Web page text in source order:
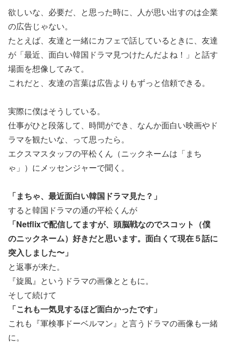
欲しいな、必要だ、と思った時に、人が思い出すのは企業
の広告じゃない。
たとえば、友達と一緒にカフェで話しているときに、友達
が「最近、面白い韓国ドラマ見つけたんだよね！」と話す
場面を想像してみて。
これだと、友達の言葉は広告よりもずっと信頼できる。
実際に僕はそうしている。
仕事がひと段落して、時間ができ、なんか面白い映画やド
ラマを観たいな、って思ったら。
エクスマスタッフの平松くん（ニックネームは「まち
ゃ」）にメッセンジャーで聞く。
「まちゃ、最近面白い韓国ドラマ見た？」
すると韓国ドラマの通の平松くんが
「Netflixで配信してますが、頭脳戦なのでスコット（僕
のニックネーム）好きだと思います。面白くて現在５話に
突入しました〜」
と返事が来た。
『旋風』というドラマの画像とともに。
そして続けて
「これも一気見するほど面白かったです」
これも『軍検事ドーベルマン』と言うドラマの画像も一緒
に。